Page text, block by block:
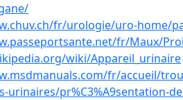
fr/urologie/uro-home/
fr/Maux/
wiki/Appareil_urinaire
fr/accueil/
urinaires/pr%C3%A9sentation-